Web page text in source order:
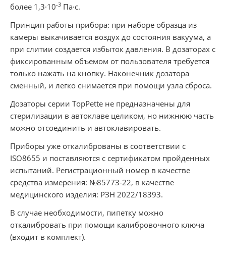
более 1,3·10-3 Па·с.
Принцип работы прибора: при наборе образца из
камеры выкачивается воздух до состояния вакуума, а
при слитии создается избыток давления. В дозаторах с
фиксированным объемом от пользователя требуется
только нажать на кнопку. Наконечник дозатора
сменный, и легко снимается при помощи узла сброса.
Дозаторы серии TopPette не предназначены для
стерилизации в автоклаве целиком, но нижнюю часть
можно отсоединить и автоклавировать.
Приборы уже откалиброваны в соответствии с
ISO8655 и поставляются с сертификатом пройденных
испытаний. Регистрационный номер в качестве
средства измерения: №85773-22, в качестве
медицинского изделия: РЗН 2022/18393.
В случае необходимости, пипетку можно
откалибровать при помощи калибровочного ключа
(входит в комплект).